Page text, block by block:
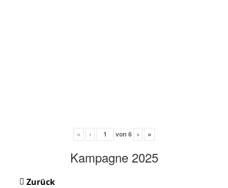
« ‹ von 6 › »
Kampagne 2025
Zurück